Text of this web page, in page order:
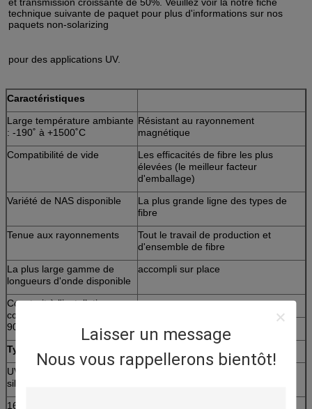
Laisser un message
Nous vous rappellerons bientôt!
technique suivante de paquet pour plus d'informations sur nos
paquets non-solarizing
pour des applications UV.
Caractéristiques
Large température ambiante
: -190˚ à +1500˚C
Résistant au rayonnement
magnétique
Compatibilité de vide
Les efficacités de fibre les plus
élevées (le meilleur facteur
d'emballage)
Variété de NAS disponible
La plus grande ligne des types de
fibre
Tenue aux rayonnements
Tout le travail de production et
d'ensemble de fibre
La plus large gamme de
longueurs d'onde disponible
accompli sur place
Construit à l'installation
conforme de GMP et d'OIN
9001
Types de fibre
UV/WF – toutes les fibres de
silice
PUV/PWF – silice plaquée en
160 à 2500 nanomètre